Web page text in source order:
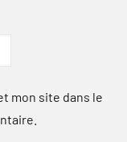
mon site dans le